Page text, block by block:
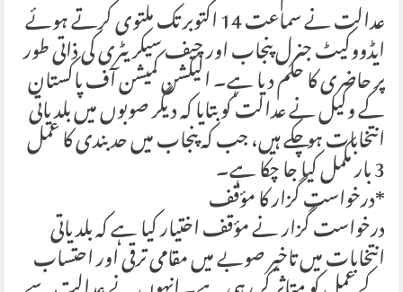
عدالت نے سماعت 14 اکتوبر تک ملتوی کرتے ہوئے
ایڈووکیٹ جنرل پنجاب اور چیف سیکریٹری کی ذاتی طور
پر حاضری کا حکم دیا ہے۔ الیکشن کمیشن آف پاکستان
کے وکیل نے عدالت کو بتایا کہ دیگر صوبوں میں بلدیاتی
انتخابات ہو چکے ہیں، جب کہ پنجاب میں حد بندی کا عمل
3 بار مکمل کیا جا چکا ہے۔
*درخواست گزار کا مؤقف
درخواست گزار نے مؤقف اختیار کیا ہے کہ بلدیاتی
انتخابات میں تاخیر صوبے میں مقامی ترقی اور احتساب